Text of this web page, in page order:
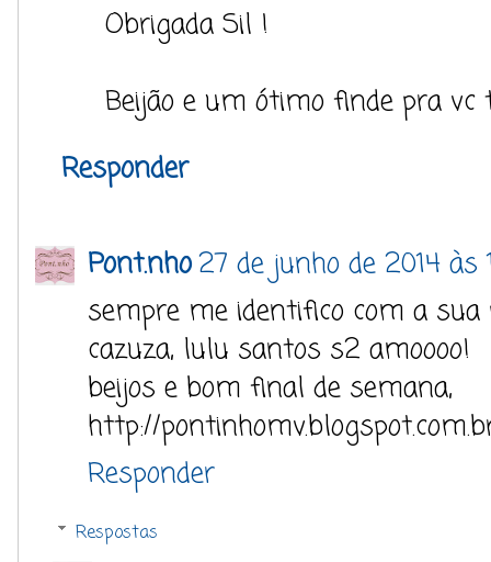
Obrigada Sil !
Beijão e um ótimo finde pra vc
Responder
Pont.nho27 de junho de 2014 às
sempre me identifico com a sua
cazuza, lulu santos s2 amoooo!
beijos e bom final de semana,
http://
Responder
Respostas